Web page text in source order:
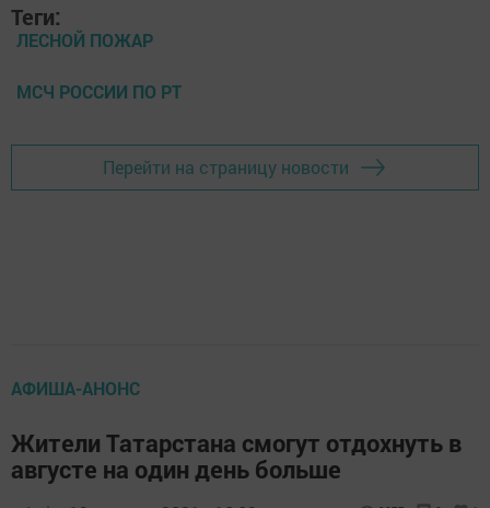
Теги:
ЛЕСНОЙ ПОЖАР
МСЧ РОССИИ ПО РТ
Перейти на страницу новости
АФИША-АНОНС
Жители Татарстана смогут отдохнуть в
августе на один день больше